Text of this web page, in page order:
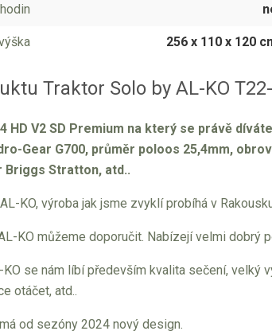
256 x 110 x 120
Traktor Solo by AL-KO
HD V2 SD Premium na který se právě
Gear G700, průměr poloos 25,4mm,
Briggs Stratton, atd..
KO, výroba jak jsme zvyklí probíhá v
KO můžeme doporučit. Nabízejí velmi dobrý
KO se nám líbí především kvalita sečení,
otáčet, atd..
od sezóny 2024 nový design.